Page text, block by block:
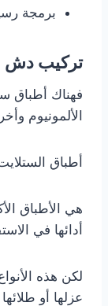
برمجة
تركيب دش
فهناك أطباق
الألمونيوم
أطباق
هي الأطباق
أدائها في
لكن هذه
عزلها أو